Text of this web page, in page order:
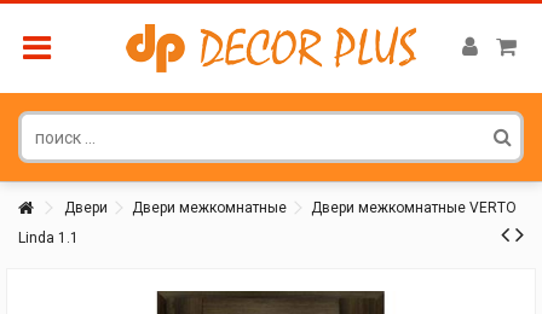
Двери Двери межкомнатные
Двери межкомнатные VERTO
Linda 1.1